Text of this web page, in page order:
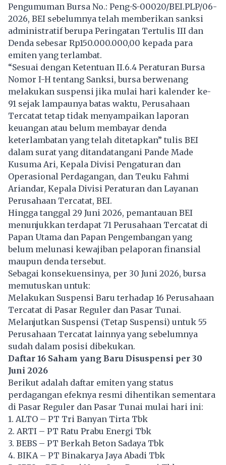
Pengumuman Bursa No.: Peng-S-00020/BEI.PLP/06-
2026, BEI sebelumnya telah memberikan sanksi
administratif berupa Peringatan Tertulis III dan
Denda sebesar Rp150.000.000,00 kepada para
emiten yang terlambat.
“Sesuai dengan Ketentuan II.6.4 Peraturan Bursa
Nomor I-H tentang Sanksi, bursa berwenang
melakukan suspensi jika mulai hari kalender ke-
91 sejak lampaunya batas waktu, Perusahaan
Tercatat tetap tidak menyampaikan laporan
keuangan atau belum membayar denda
keterlambatan yang telah ditetapkan” tulis BEI
dalam surat yang ditandatangani Pande Made
Kusuma Ari, Kepala Divisi Pengaturan dan
Operasional Perdagangan, dan Teuku Fahmi
Ariandar, Kepala Divisi Peraturan dan Layanan
Perusahaan Tercatat, BEI.
Hingga tanggal 29 Juni 2026, pemantauan BEI
menunjukkan terdapat 71 Perusahaan Tercatat di
Papan Utama dan Papan Pengembangan yang
belum melunasi kewajiban pelaporan finansial
maupun denda tersebut.
Sebagai konsekuensinya, per 30 Juni 2026, bursa
memutuskan untuk:
Melakukan Suspensi Baru terhadap 16 Perusahaan
Tercatat di Pasar Reguler dan Pasar Tunai.
Melanjutkan Suspensi (Tetap Suspensi) untuk 55
Perusahaan Tercatat lainnya yang sebelumnya
sudah dalam posisi dibekukan.
Daftar 16 Saham yang Baru Disuspensi per 30
Juni 2026
Berikut adalah daftar emiten yang status
perdagangan efeknya resmi dihentikan sementara
di Pasar Reguler dan Pasar Tunai mulai hari ini:
1. ALTO – PT Tri Banyan Tirta Tbk
2. ARTI – PT Ratu Prabu Energi Tbk
3. BEBS – PT Berkah Beton Sadaya Tbk
4. BIKA – PT Binakarya Jaya Abadi Tbk